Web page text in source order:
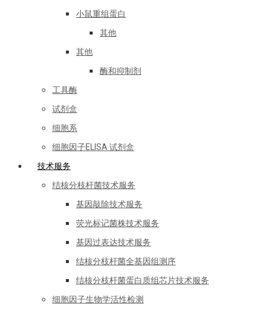
小鼠重组蛋白
其他
其他
酶和抑制剂
工具酶
试剂盒
细胞系
细胞因子ELISA 试剂盒
技术服务
结核分枝杆菌技术服务
基因敲除技术服务
荧光标记菌株技术服务
基因过表达技术服务
结核分枝杆菌全基因组测序
结核分枝杆菌蛋白质组芯片技术服务
细胞因子生物学活性检测